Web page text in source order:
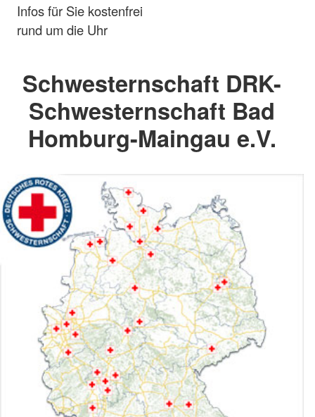
Infos für Sie kostenfrei
rund um die Uhr
Schwesternschaft DRK-
Schwesternschaft Bad
Homburg-Maingau e.V.